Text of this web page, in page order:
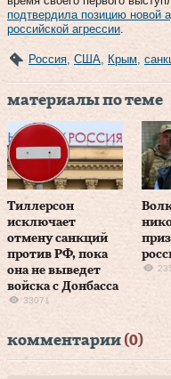
подтвердила позицию новой
российской агрессии
Россия ,США Крым
материалы по теме
Тиллерсон
исключает
отмену санкций
против РФ, пока
она не выведет
войска с Донбасса
33071
комментарии (0)